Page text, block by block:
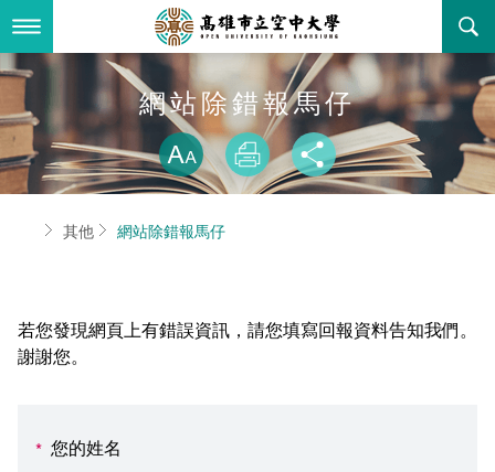
到
要
內最新消息
全部公告
教務公告
學系公告
活動研習
歷史訊息
關於本校
空大簡介
立案證明
空大有利的學習條件
環境設備
本校位置
資訊圖像化專區
活動花絮
行政單位
行政單位簡介
校長室
教務處課務組
學術單位
通識教育中心
法律學系
其他好站
資訊相關法規
校務資訊
新生報名
在學資訊
網站除錯報馬仔
略過字型切
放大
列印 分享
首頁其他 網站除錯報馬仔
若您發現網頁上有錯誤資訊，請您填寫回報資料告知我們。
謝謝您。
* 您的姓名